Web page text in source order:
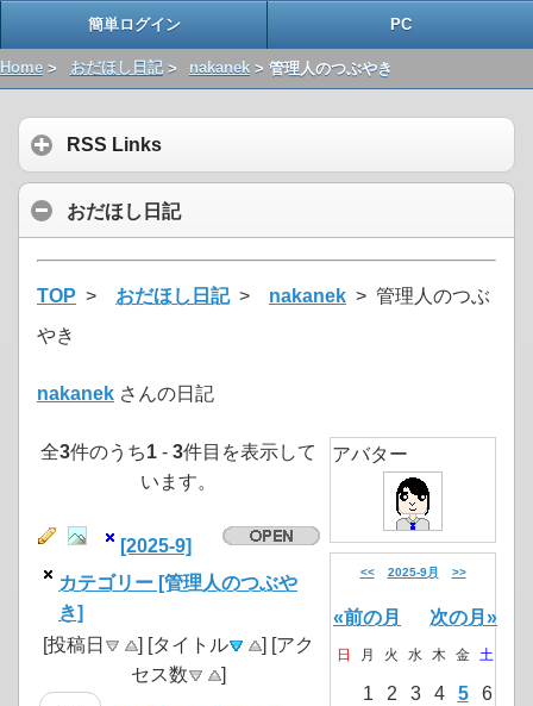
簡単ログイン PC
Home > おだほし日記> nakanek > 管理人のつぶやき
RSS Links
おだほし日記
TOP > おだほし日記> nakanek > 管理人のつぶ
やき
nakanek さんの日記
全3件のうち1 - 3件目を表示して
います。
[2025-9]
カテゴリー [管理人のつぶや
き]
[投稿日
] [タイトル
] [アク
セス数
]
アバター
<< 2025-9月 >>
«前の月 次の月»
日 月 火 水 木 金 土
1 2 3 4 5 6